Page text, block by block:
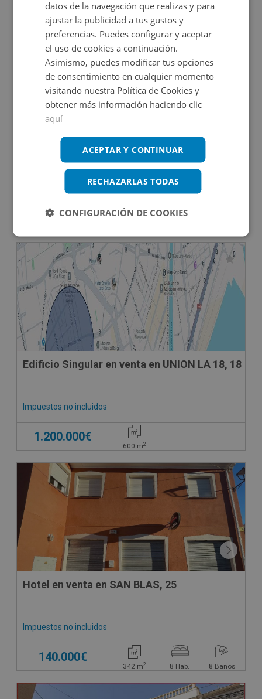
942 m2 18Hab. 20
DECO VIRTUAL
Edificio Singular en venta en CL ORIENTE, 9
Impuestos no incluidos
264.000€
Edificio Singular en venta en UNION LA 18, 18
Impuestos no incluidos
1.200.000€
600 m2
CONDICIONES ESPECIALES
Hotel en venta en SAN BLAS, 25
Impuestos no incluidos
140.000€
342 m2 8 Hab. 8 Baños
datos de la navegación que realizas y para
ajustar la publicidad a tus gustos y
preferencias. Puedes configurar y aceptar
el uso de cookies a continuación.
Asimismo, puedes modificar tus opciones
de consentimiento en cualquier momento
visitando nuestra Política de Cookies y
obtener más información haciendo clic
aquí
ACEPTAR Y CONTINUAR
RECHAZARLAS TODAS
CONFIGURACIÓN DE COOKIES